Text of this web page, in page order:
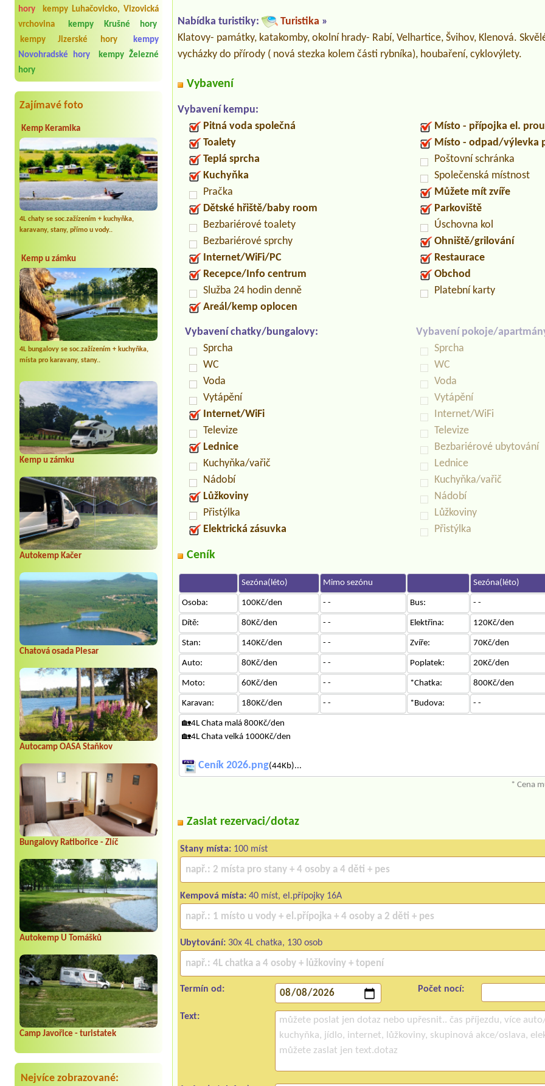
hory
kempy Luhačovicko, Vizovická
vrchovina
kempy Krušné hory
kempy Jizerské hory
kempy
Novohradské hory
kempy Železné
hory
Zajímavé foto
Kemp Keramika
4L chaty se soc.zažízením + kuchyňka,
karavany, stany, přímo u vody..
Kemp u zámku
4L bungalovy se soc.zažízením + kuchyňka,
místa pro karavany, stany..
Kemp u zámku
Autokemp Kačer
Chatová osada Plesar
Autocamp OASA Staňkov
Bungalovy Ratibořice - Zlíč
Autokemp U Tomášků
Camp Javořice - turistatek
Nejvíce zobrazované:
Nabídka turistiky: Turistika »
Klatovy- památky, katakomby, okolní hrady- Rabí, Velhartice, Švihov, Klenová.
vycházky do přírody ( nová stezka kolem části rybníka), houbaření, cyklovýlety.
Vybavení
Vybavení kempu:
Pitná voda společná
Toalety
Teplá sprcha
Kuchyňka
Pračka
Dětské hřiště/baby room
Bezbariérové toalety
Bezbariérové sprchy
Internet/WiFi/PC
Recepce/Info centrum
Služba 24 hodin denně
Areál/kemp oplocen
Místo - přípojka el.
Místo - odpad/výlevka
Poštovní schránka
Společenská místnost
Můžete mít zvíře
Parkoviště
Úschovna kol
Ohniště/grilování
Restaurace
Obchod
Platební karty
Vybavení chatky/bungalovy:
Sprcha
WC
Voda
Vytápění
Internet/WiFi
Televize
Lednice
Kuchyňka/vařič
Nádobí
Lůžkoviny
Přistýlka
Elektrická zásuvka
Vybavení pokoje/
Sprcha
WC
Voda
Vytápění
Internet/WiFi
Televize
Bezbariérové ubytování
Lednice
Kuchyňka/vařič
Nádobí
Lůžkoviny
Přistýlka
Ceník
Sezóna(léto) Mimo sezónu Sezóna(léto)
Osoba: 100Kč/den - - Bus: - -
Dítě: 80Kč/den - - Elektřina: 120Kč/den
Stan: 140Kč/den - - Zvíře: 70Kč/den
Auto: 80Kč/den - - Poplatek: 20Kč/den
Moto: 60Kč/den - - *Chatka: 800Kč/den
Karavan: 180Kč/den - - *Budova: - -
🏡4L Chata malá 800Kč/den
🏡4L Chata velká 1000Kč/den
Ceník 2026.png(44Kb)...
* Cena
Zaslat rezervaci/dotaz
Stany místa: 100 míst
Kempová místa: 40 míst, el.přípojky 16A
Ubytování: 30x 4L chatka, 130 osob
Termín od: Počet nocí:
Text: